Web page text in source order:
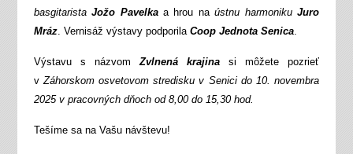
basgitaristaJožo Pavelkaa hrou naústnu harmonikuJuro
Mráz. Vernisáž výstavy podporila Coop Jednota Senica.
Výstavu s názvom Zvlnená krajina si môžete pozrieť
vZáhorskom osvetovom stredisku v Senici do 10. novembra
2025 v pracovných dňoch od 8,00 do 15,30 hod.
Tešíme sa na Vašu návštevu!